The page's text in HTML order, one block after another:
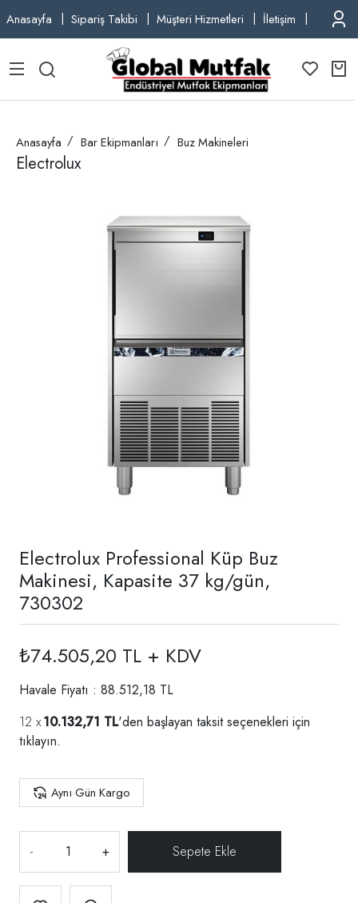
Anasayfa Sipariş Takibi Müşteri Hizmetleri İletişim TEL:
Anasayfa Bar Ekipmanları Buz Makineleri
Electrolux
Electrolux Professional Küp Buz
Makinesi, Kapasite 37 kg/gün,
730302
₺74.505,20 TL + KDV
Havale Fiyatı : 88.512,18 TL
10.132,71 TL'den başlayan taksit seçenekleri için
tıklayın.
Aynı Gün Kargo
- +